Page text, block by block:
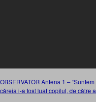
OBSERVATOR Antena 1 –
căreia i-a fost luat copilul, de către